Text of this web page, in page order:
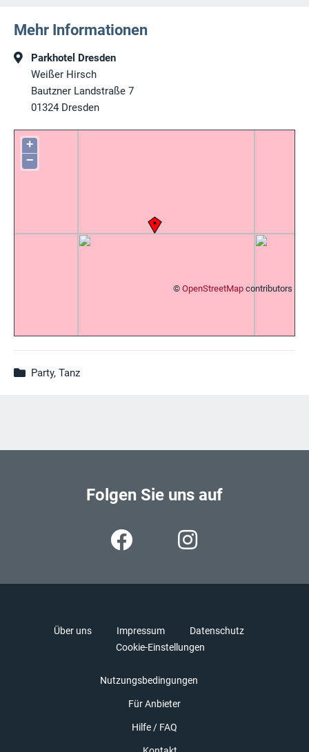
Mehr Informationen
Parkhotel Dresden
Weißer Hirsch
Bautzner Landstraße 7
01324 Dresden
+
−
© OpenStreetMap contributors
Party, Tanz
Folgen Sie uns auf
Über uns Impressum
Datenschutz
Cookie-Einstellungen
Nutzungsbedingungen
Für Anbieter
Hilfe / FAQ